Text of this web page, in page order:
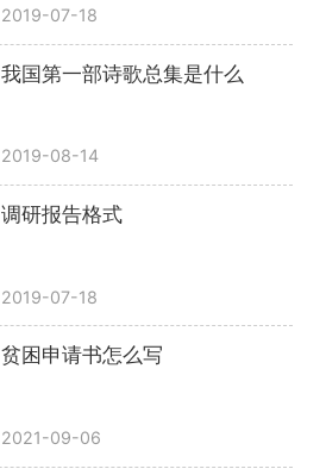
2019-07-18
我国第一部诗歌总集是什么
2019-08-14
调研报告格式
2019-07-18
贫困申请书怎么写
2021-09-06